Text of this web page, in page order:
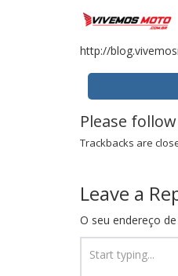
http://
Please
Trackbacks are
Leave a
O seu endereço